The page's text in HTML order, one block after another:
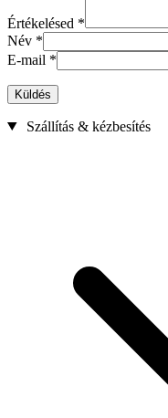
Értékelésed *
Név *
E-mail *
Küldés
Szállítás & kézbesítés